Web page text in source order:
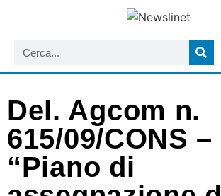
Del. Agcom n.
615/09/CONS –
“Piano di